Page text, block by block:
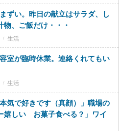
ずい。昨日の献立はサラダ、し
物、ご飯だけ・・・
生活
室が臨時休業。連絡くれてもい
生活
気で好きです（真顔）」職場の
嬉しい お菓子食べる？」ワイ